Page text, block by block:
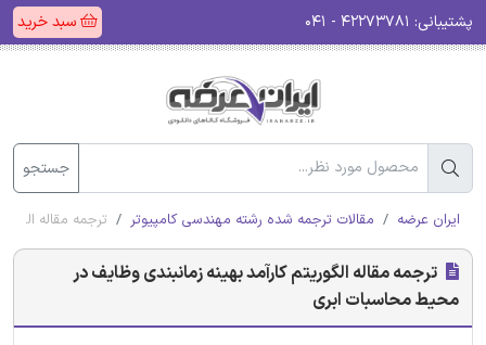
پشتیبانی: سبد خرید
جستجو
ایران عرضه مقالات ترجمه شده رشته مهندسی کامپیوتر ترجمه مقاله
ترجمه مقاله الگوریتم کارآمد بهینه زمانبندی وظایف در
محیط محاسبات ابری